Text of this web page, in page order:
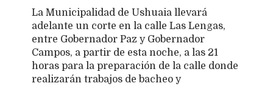
La Municipalidad de Ushuaia llevará
adelante un corte en la calle Las Lengas,
entre Gobernador Paz y Gobernador
Campos, a partir de esta noche, a las 21
horas para la preparación de la calle donde
realizarán trabajos de bacheo y